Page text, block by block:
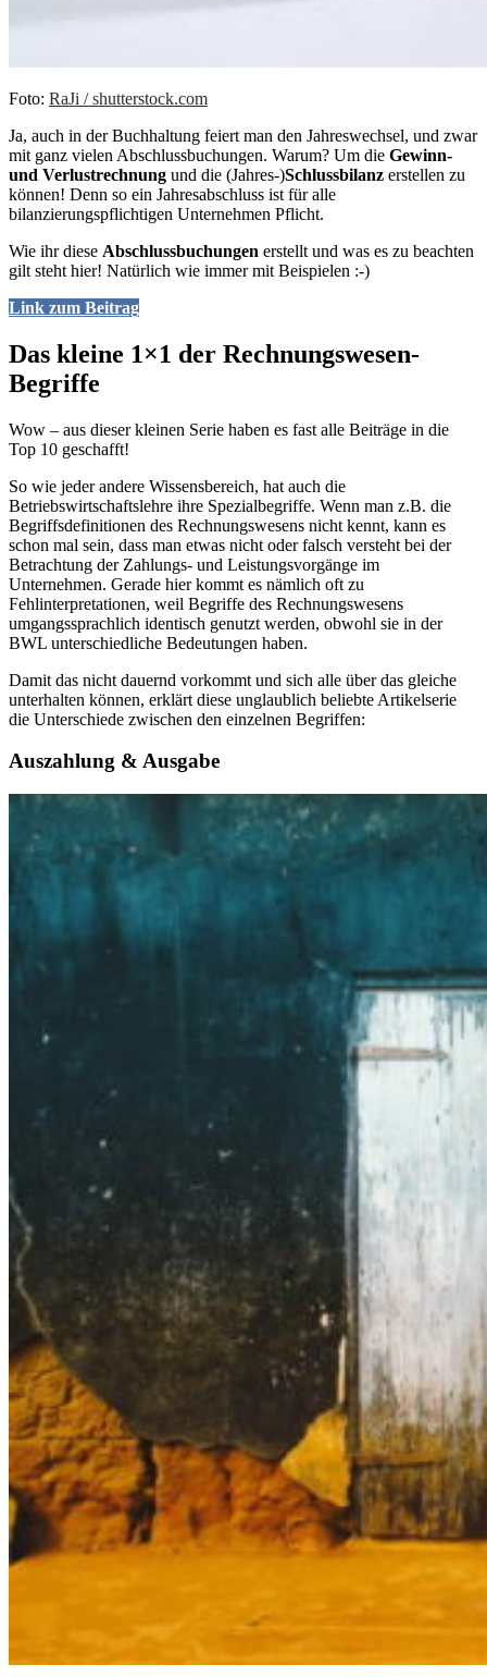
Foto: RaJi / shutterstock.com
Ja, auch in der Buchhaltung feiert man den Jahreswechsel, und zwar
mit ganz vielen Abschlussbuchungen. Warum? Um die Gewinn-
und Verlustrechnung und die (Jahres-)Schlussbilanz erstellen zu
können! Denn so ein Jahresabschluss ist für alle
bilanzierungspflichtigen Unternehmen Pflicht.
Wie ihr diese Abschlussbuchungen erstellt und was es zu beachten
gilt steht hier! Natürlich wie immer mit Beispielen :-)
Link zum Beitrag
Das kleine 1×1 der Rechnungswesen-
Begriffe
Wow – aus dieser kleinen Serie haben es fast alle Beiträge in die
Top 10 geschafft!
So wie jeder andere Wissensbereich, hat auch die
Betriebswirtschaftslehre ihre Spezialbegriffe. Wenn man z.B. die
Begriffsdefinitionen des Rechnungswesens nicht kennt, kann es
schon mal sein, dass man etwas nicht oder falsch versteht bei der
Betrachtung der Zahlungs- und Leistungsvorgänge im
Unternehmen. Gerade hier kommt es nämlich oft zu
Fehlinterpretationen, weil Begriffe des Rechnungswesens
umgangssprachlich identisch genutzt werden, obwohl sie in der
BWL unterschiedliche Bedeutungen haben.
Damit das nicht dauernd vorkommt und sich alle über das gleiche
unterhalten können, erklärt diese unglaublich beliebte Artikelserie
die Unterschiede zwischen den einzelnen Begriffen:
Auszahlung & Ausgabe